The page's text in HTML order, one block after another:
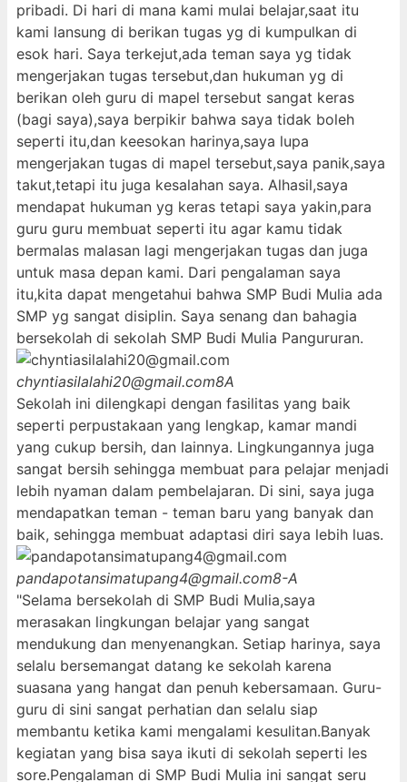
pribadi. Di hari di mana kami mulai belajar,saat itu
kami lansung di berikan tugas yg di kumpulkan di
esok hari. Saya terkejut,ada teman saya yg tidak
mengerjakan tugas tersebut,dan hukuman yg di
berikan oleh guru di mapel tersebut sangat keras
(bagi saya),saya berpikir bahwa saya tidak boleh
seperti itu,dan keesokan harinya,saya lupa
mengerjakan tugas di mapel tersebut,saya panik,saya
takut,tetapi itu juga kesalahan saya. Alhasil,saya
mendapat hukuman yg keras tetapi saya yakin,para
guru guru membuat seperti itu agar kamu tidak
bermalas malasan lagi mengerjakan tugas dan juga
untuk masa depan kami. Dari pengalaman saya
itu,kita dapat mengetahui bahwa SMP Budi Mulia ada
SMP yg sangat disiplin. Saya senang dan bahagia
bersekolah di sekolah SMP Budi Mulia Pangururan.
chyntiasilalahi20@gmail.com8A
Sekolah ini dilengkapi dengan fasilitas yang baik
seperti perpustakaan yang lengkap, kamar mandi
yang cukup bersih, dan lainnya. Lingkungannya juga
sangat bersih sehingga membuat para pelajar menjadi
lebih nyaman dalam pembelajaran. Di sini, saya juga
mendapatkan teman - teman baru yang banyak dan
baik, sehingga membuat adaptasi diri saya lebih luas.
pandapotansimatupang4@gmail.com8-A
"Selama bersekolah di SMP Budi Mulia,saya
merasakan lingkungan belajar yang sangat
mendukung dan menyenangkan. Setiap harinya, saya
selalu bersemangat datang ke sekolah karena
suasana yang hangat dan penuh kebersamaan. Guru-
guru di sini sangat perhatian dan selalu siap
membantu ketika kami mengalami kesulitan.Banyak
kegiatan yang bisa saya ikuti di sekolah seperti les
sore.Pengalaman di SMP Budi Mulia ini sangat seru